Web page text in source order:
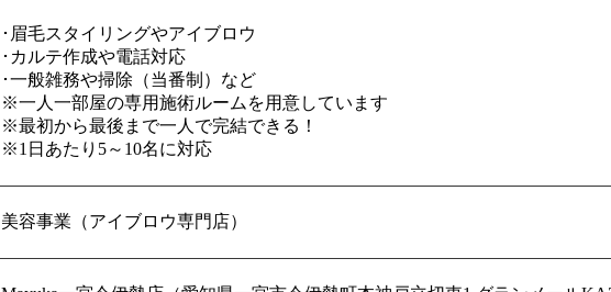
･眉毛スタイリングやアイブロウ
･カルテ作成や電話対応
･一般雑務や掃除（当番制）など
※一人一部屋の専用施術ルームを用意しています
※最初から最後まで一人で完結できる！
※1日あたり5～10名に対応
美容事業（アイブロウ専門店）